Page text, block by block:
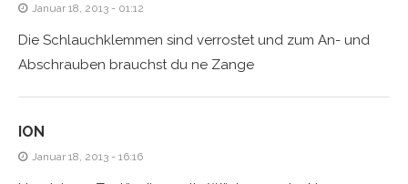
Januar 18, 2013 - 01:12
Die Schlauchklemmen sind verrostet und zum An- und
Abschrauben brauchst du ne Zange
ION
Januar 18, 2013 - 16:16